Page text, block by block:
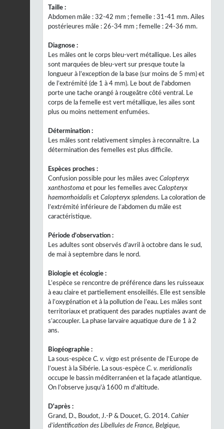
Taille :
Abdomen mâle : 32-42 mm ; femelle : 31-41 mm. Ailes
postérieures mâle : 26-34 mm ; femelle : 24-36 mm.
Diagnose :
Les mâles ont le corps bleu-vert métallique. Les ailes
sont marquées de bleu-vert sur presque toute la
longueur à l’exception de la base (sur moins de 5 mm) et
de l’extrémité (de 1 à 4 mm). Le bout de l'abdomen
porte une tache orangé à rougeâtre côté ventral. Le
corps de la femelle est vert métallique, les ailes sont
plus ou moins nettement enfumées.
Détermination :
Les mâles sont relativement simples à reconnaître. La
détermination des femelles est plus difficile.
Espèces proches :
Confusion possible pour les mâles avec Calopteryx
xanthostoma et pour les femelles avec Calopteryx
haemorrhoidalis et Calopteryx splendens. La coloration de
l’extrémité inférieure de l’abdomen du mâle est
caractéristique.
Période d’observation :
Les adultes sont observés d’avril à octobre dans le sud,
de mai à septembre dans le nord.
Biologie et écologie :
L’espèce se rencontre de préférence dans les ruisseaux
à eau claire et partiellement ensoleillés. Elle est sensible
à l’oxygénation et à la pollution de l’eau. Les mâles sont
territoriaux et pratiquent des parades nuptiales avant de
s’accoupler. La phase larvaire aquatique dure de 1 à 2
ans.
Biogéographie :
La sous-espèce C. v. virgo est présente de l’Europe de
l’ouest à la Sibérie. La sous-espèce C. v. meridionalis
occupe le bassin méditerranéen et la façade atlantique.
On l'observe jusqu'à 1600 m d'altitude.
D'après :
Grand, D., Boudot, J.-P & Doucet, G. 2014. Cahier
d’identification des Libellules de France, Belgique,